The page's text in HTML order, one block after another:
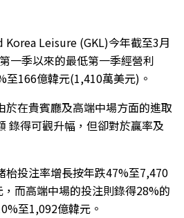
Korea Leisure (GKL)今年截至3月
一季以來的最低第一季經營利
至166億韓元(1,410萬美元)。
於在貴賓廳及高端中場方面的進取
錄得可觀升幅，但卻對於贏率及
枱投注率增長按年跌47%至7,470
而高端中場的投注則錄得28%的
至1,092億韓元。